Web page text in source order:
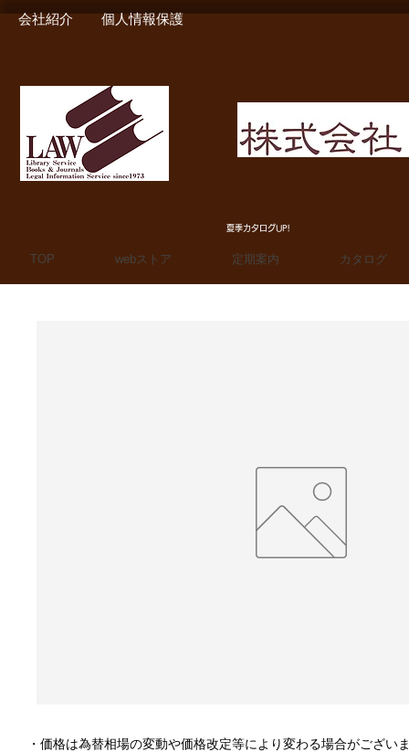
会社紹介 個人情報保護
夏季カタログUP!
TOP webストア 定期案内 カタログ
・価格は為替相場の変動や価格改定等により変わる場合がござい